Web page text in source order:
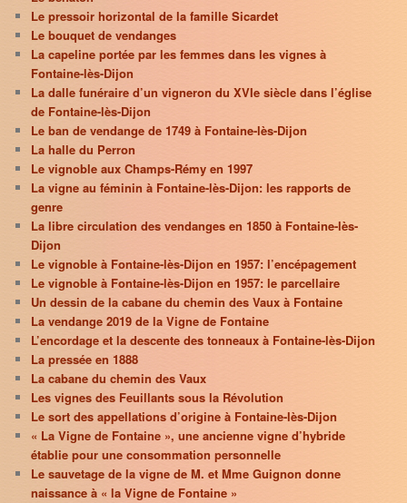
Le pressoir horizontal de la famille Sicardet
Le bouquet de vendanges
La capeline portée par les femmes dans les vignes à
Fontaine-lès-Dijon
La dalle funéraire d’un vigneron du XVIe siècle dans l’église
de Fontaine-lès-Dijon
Le ban de vendange de 1749 à Fontaine-lès-Dijon
La halle du Perron
Le vignoble aux Champs-Rémy en 1997
La vigne au féminin à Fontaine-lès-Dijon: les rapports de
genre
La libre circulation des vendanges en 1850 à Fontaine-lès-
Dijon
Le vignoble à Fontaine-lès-Dijon en 1957: l’encépagement
Le vignoble à Fontaine-lès-Dijon en 1957: le parcellaire
Un dessin de la cabane du chemin des Vaux à Fontaine
La vendange 2019 de la Vigne de Fontaine
L’encordage et la descente des tonneaux à Fontaine-lès-Dijon
La pressée en 1888
La cabane du chemin des Vaux
Les vignes des Feuillants sous la Révolution
Le sort des appellations d’origine à Fontaine-lès-Dijon
« La Vigne de Fontaine », une ancienne vigne d’hybride
établie pour une consommation personnelle
Le sauvetage de la vigne de M. et Mme Guignon donne
naissance à « la Vigne de Fontaine »